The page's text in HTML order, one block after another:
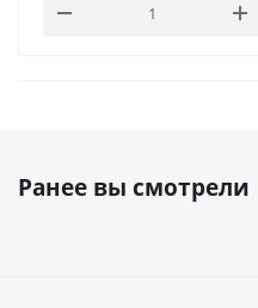
Ранее вы смотрели